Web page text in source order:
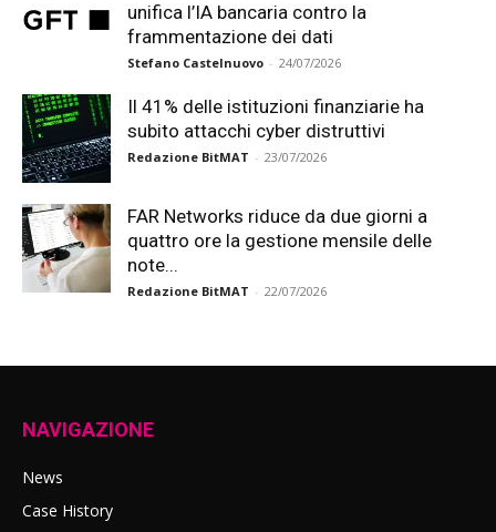
unifica l’IA bancaria contro la
frammentazione dei dati
Stefano Castelnuovo - 24/07/2026
Il 41% delle istituzioni finanziarie ha
subito attacchi cyber distruttivi
Redazione BitMAT - 23/07/2026
FAR Networks riduce da due giorni a
quattro ore la gestione mensile delle
note...
Redazione BitMAT - 22/07/2026
NAVIGAZIONE
News
Case History